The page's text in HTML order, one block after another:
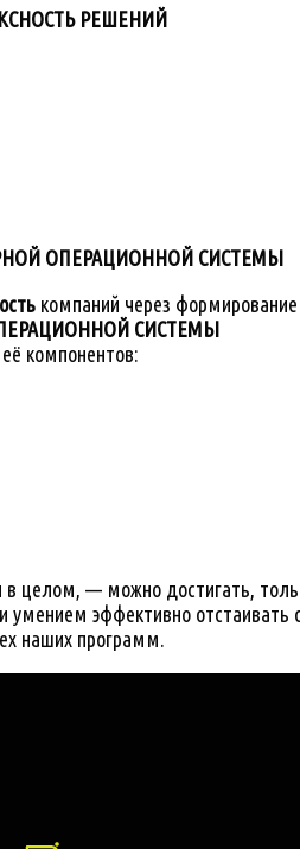
РЕШЕНИЙ
ОПЕРАЦИОННОЙ СИСТЕМЫ
компаний через формирование
СИСТЕМЫ
компонентов:
целом, — можно достигать,
эффективно отстаивать
наших программ.